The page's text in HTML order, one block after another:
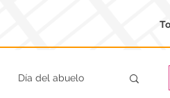
Día del abuelo